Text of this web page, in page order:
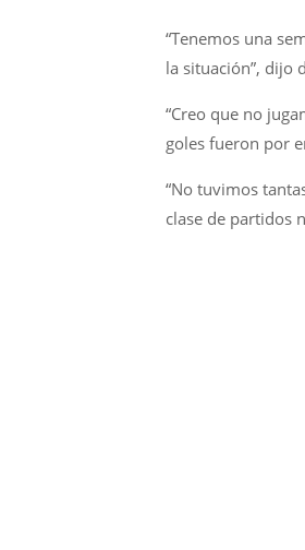
“Tenemos una
la situación”, dijo
“Creo que no
goles fueron por
“No tuvimos
clase de partidos